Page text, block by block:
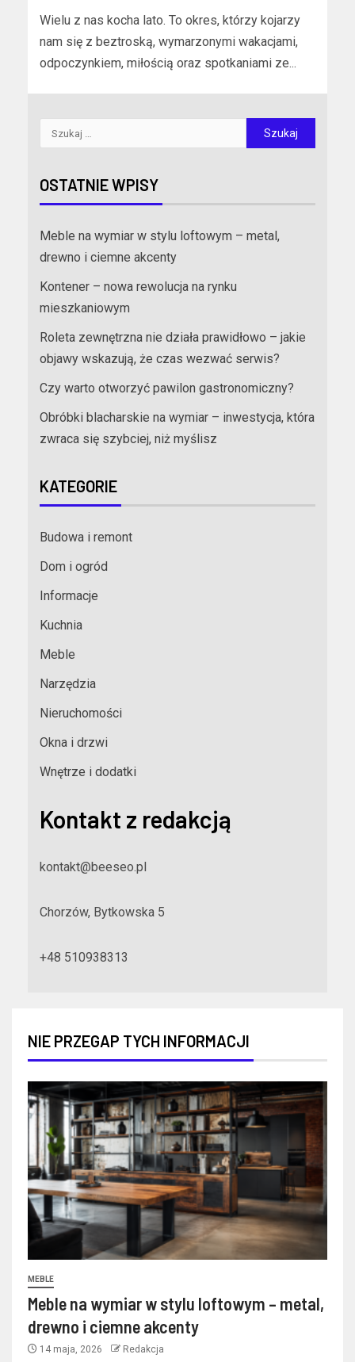
Wielu z nas kocha lato. To okres, którzy kojarzy
nam się z beztroską, wymarzonymi wakacjami,
odpoczynkiem, miłością oraz spotkaniami ze...
OSTATNIE WPISY
Meble na wymiar w stylu loftowym – metal,
drewno i ciemne akcenty
Kontener – nowa rewolucja na rynku
mieszkaniowym
Roleta zewnętrzna nie działa prawidłowo – jakie
objawy wskazują, że czas wezwać serwis?
Czy warto otworzyć pawilon gastronomiczny?
Obróbki blacharskie na wymiar – inwestycja, która
zwraca się szybciej, niż myślisz
KATEGORIE
Budowa i remont
Dom i ogród
Informacje
Kuchnia
Meble
Narzędzia
Nieruchomości
Okna i drzwi
Wnętrze i dodatki
Kontakt z redakcją
kontakt@beeseo.pl
Chorzów, Bytkowska 5
+48 510938313
NIE PRZEGAP TYCH INFORMACJI
MEBLE
Meble na wymiar w stylu loftowym – metal,
drewno i ciemne akcenty
14 maja, 2026 Redakcja